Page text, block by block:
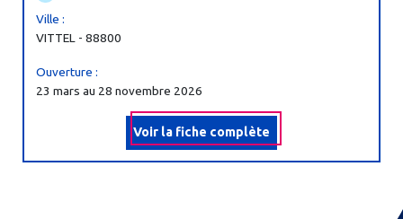
Ville :
VITTEL - 88800
Ouverture :
23 mars au 28 novembre 2026
Voir la fiche complète